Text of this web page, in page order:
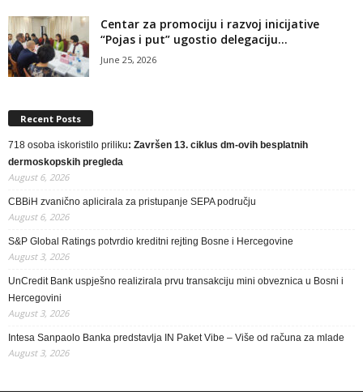
Centar za promociju i razvoj inicijative
“Pojas i put” ugostio delegaciju...
June 25, 2026
Recent Posts
718 osoba iskoristilo priliku: Završen 13. ciklus dm-ovih besplatnih
dermoskopskih pregleda
August 6, 2026
CBBiH zvanično aplicirala za pristupanje SEPA području
August 6, 2026
S&P Global Ratings potvrdio kreditni rejting Bosne i Hercegovine
August 3, 2026
UnCredit Bank uspješno realizirala prvu transakciju mini obveznica u Bosni i
Hercegovini
August 3, 2026
Intesa Sanpaolo Banka predstavlja IN Paket Vibe – Više od računa za mlade
August 3, 2026